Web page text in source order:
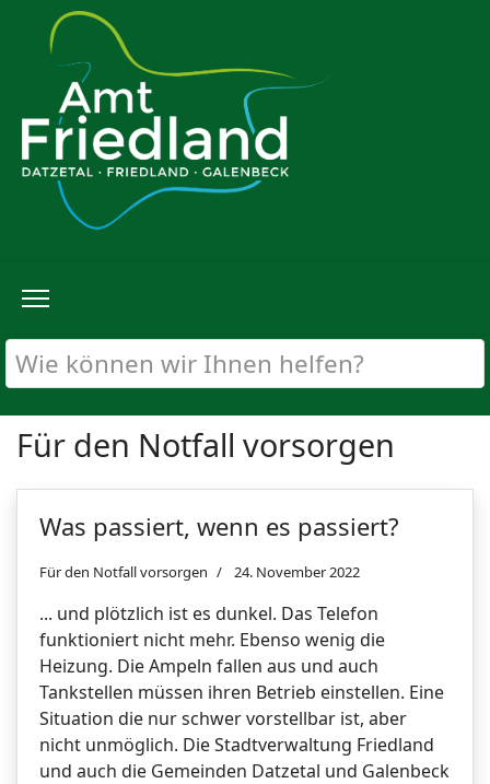
Für den Notfall vorsorgen
Was passiert, wenn es passiert?
Für den Notfall vorsorgen 24. November 2022
... und plötzlich ist es dunkel. Das Telefon
funktioniert nicht mehr. Ebenso wenig die
Heizung. Die Ampeln fallen aus und auch
Tankstellen müssen ihren Betrieb einstellen. Eine
Situation die nur schwer vorstellbar ist, aber
nicht unmöglich. Die Stadtverwaltung Friedland
und auch die Gemeinden Datzetal und Galenbeck